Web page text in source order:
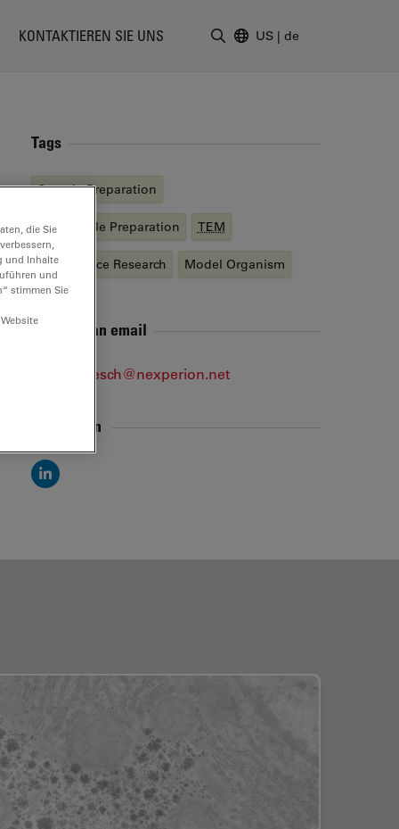
KONTAKTIEREN SIE UNS US | de
Tags
Sample Preparation
EMSample Preparation TEM
Life Science Research Model Organism
Send me an email
guenter.resch@nexperion.net
Find me on
LinkedIn
die Sie
und Inhalte
und
stimmen Sie